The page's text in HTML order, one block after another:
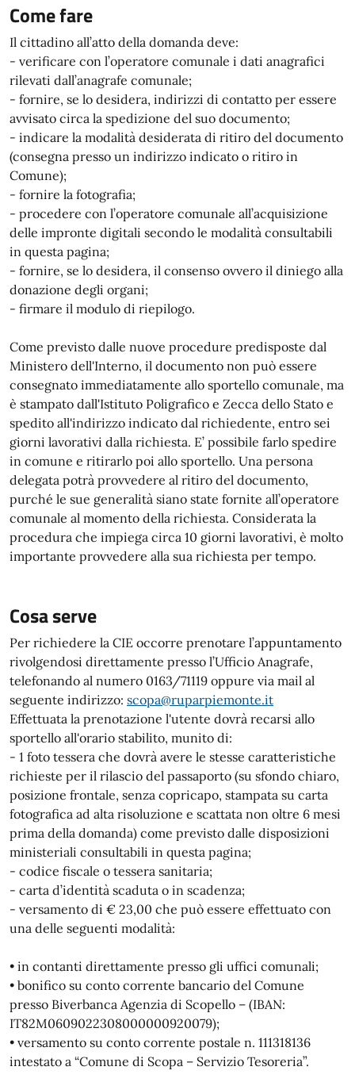
Come fare
Il cittadino all’atto della domanda deve:
- verificare con l’operatore comunale i dati anagrafici
rilevati dall’anagrafe comunale;
- fornire, se lo desidera, indirizzi di contatto per essere
avvisato circa la spedizione del suo documento;
- indicare la modalità desiderata di ritiro del documento
(consegna presso un indirizzo indicato o ritiro in
Comune);
- fornire la fotografia;
- procedere con l’operatore comunale all’acquisizione
delle impronte digitali secondo le modalità consultabili
in questa pagina;
- fornire, se lo desidera, il consenso ovvero il diniego alla
donazione degli organi;
- firmare il modulo di riepilogo.
Come previsto dalle nuove procedure predisposte dal
Ministero dell'Interno, il documento non può essere
consegnato immediatamente allo sportello comunale, ma
è stampato dall'Istituto Poligrafico e Zecca dello Stato e
spedito all'indirizzo indicato dal richiedente, entro sei
giorni lavorativi dalla richiesta. E’ possibile farlo spedire
in comune e ritirarlo poi allo sportello. Una persona
delegata potrà provvedere al ritiro del documento,
purché le sue generalità siano state fornite all’operatore
comunale al momento della richiesta. Considerata la
procedura che impiega circa 10 giorni lavorativi, è molto
importante provvedere alla sua richiesta per tempo.
Cosa serve
Per richiedere la CIE occorre prenotare l’appuntamento
rivolgendosi direttamente presso l’Ufficio Anagrafe,
telefonando al numero 0163/71119 oppure via mail al
seguente indirizzo: scopa@ruparpiemonte.it
Effettuata la prenotazione l'utente dovrà recarsi allo
sportello all'orario stabilito, munito di:
- 1 foto tessera che dovrà avere le stesse caratteristiche
richieste per il rilascio del passaporto (su sfondo chiaro,
posizione frontale, senza copricapo, stampata su carta
fotografica ad alta risoluzione e scattata non oltre 6 mesi
prima della domanda) come previsto dalle disposizioni
ministeriali consultabili in questa pagina;
- codice fiscale o tessera sanitaria;
- carta d’identità scaduta o in scadenza;
- versamento di € 23,00 che può essere effettuato con
una delle seguenti modalità:
• in contanti direttamente presso gli uffici comunali;
• bonifico su conto corrente bancario del Comune
presso Biverbanca Agenzia di Scopello – (IBAN:
IT82M0609022308000000920079);
• versamento su conto corrente postale n. 111318136
intestato a “Comune di Scopa – Servizio Tesoreria”.